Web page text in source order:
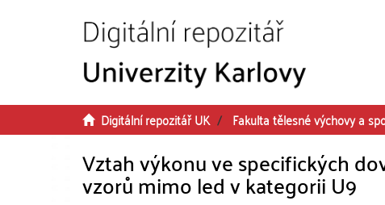
Digitální repozitář UK Fakulta tělesné výchovy a
Vztah výkonu ve specifických
vzorů mimo led v kategorii U9